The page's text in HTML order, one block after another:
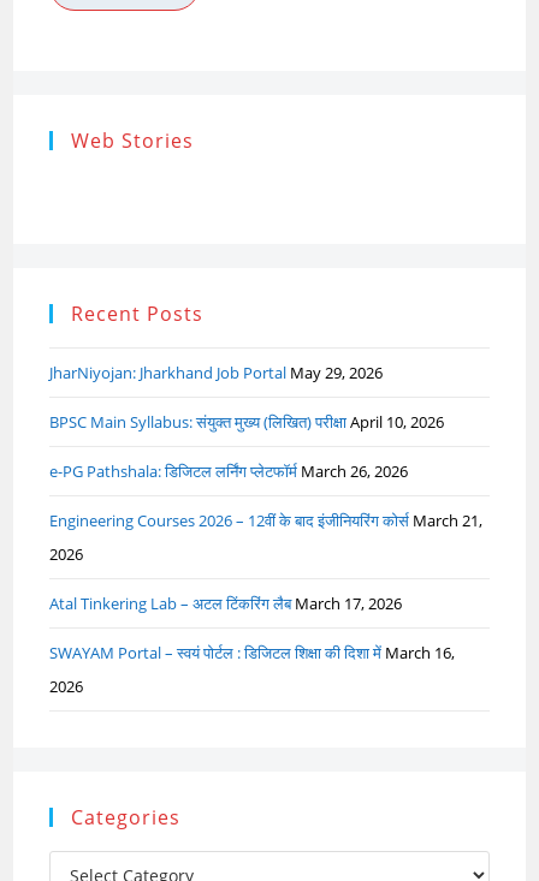
Email
Web Stories
Research
Ethics (शोध
Recent Posts
JharNiyojan: Jharkhand Job Portal May 29, 2026
BPSC Main Syllabus: संयुक्त मुख्य (लिखित) परीक्षाApril 10, 2026
e-PG Pathshala: डिजिटल लर्निंग प्लेटफॉर्म March 26, 2026
Engineering Courses 2026 – 12वीं के बाद इंजीनियरिंग कोर्स March 21,
2026
Atal Tinkering Lab – अटल टिंकरिंग लैब March 17, 2026
SWAYAM Portal – स्वयं पोर्टल : डिजिटल शिक्षा की दिशा में March 16,
2026
Categories
Categories